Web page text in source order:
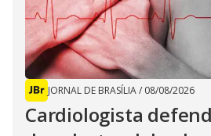
JORNAL DE BRASÍLIA/ 08/08/2026
Cardiologista